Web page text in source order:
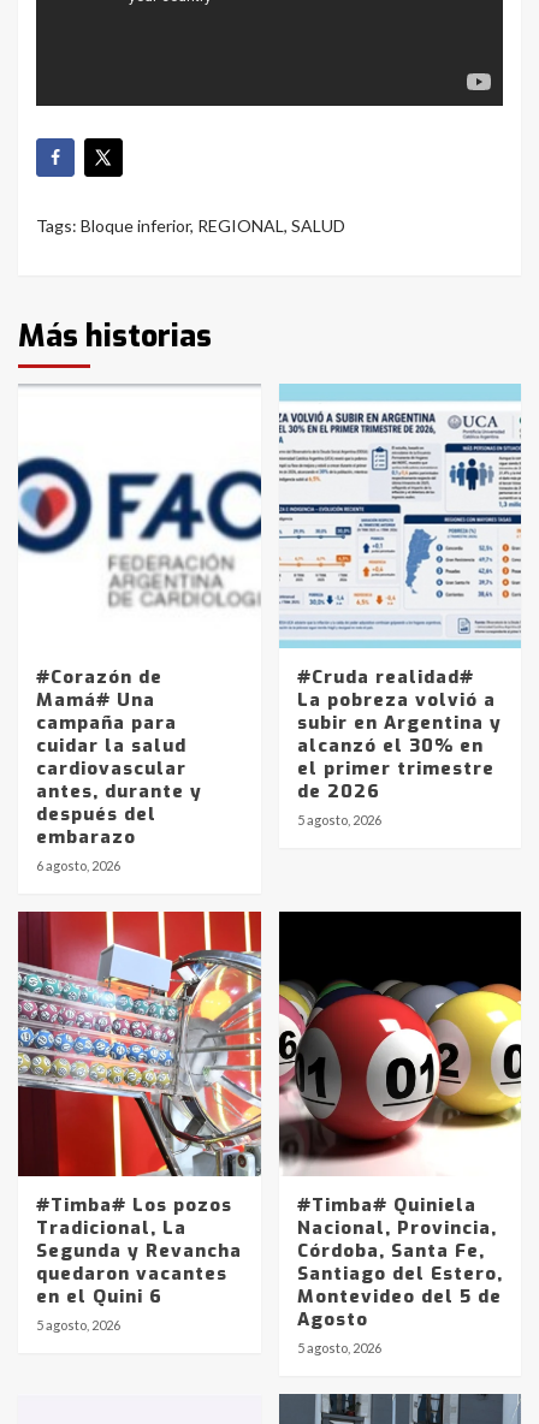
Tags: Bloque inferior, REGIONAL, SALUD
Más historias
#Corazón de
Mamá# Una
campaña para
cuidar la salud
cardiovascular
antes, durante y
después del
embarazo
6 agosto, 2026
#Cruda realidad#
La pobreza volvió a
subir en Argentina y
alcanzó el 30% en
el primer trimestre
de 2026
5 agosto, 2026
#Timba# Los pozos
Tradicional, La
Segunda y Revancha
quedaron vacantes
en el Quini 6
5 agosto, 2026
#Timba# Quiniela
Nacional, Provincia,
Córdoba, Santa Fe,
Santiago del Estero,
Montevideo del 5 de
Agosto
5 agosto, 2026
Identidad de los adolescentes
pampeanos que fueron
en la mañana del lunes